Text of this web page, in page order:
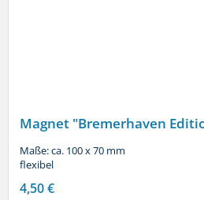
Magnet "Bremerhaven
Maße: ca. 100 x 70 mm
flexibel
4,50 €